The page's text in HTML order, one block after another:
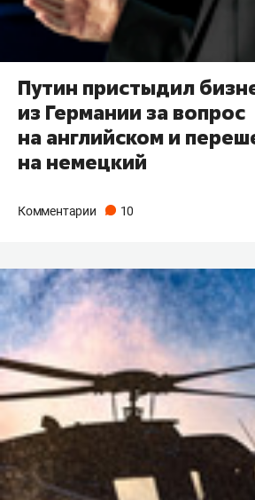
Путин пристыдил
из Германии за вопрос
на английском и
на немецкий
Комментарии 10